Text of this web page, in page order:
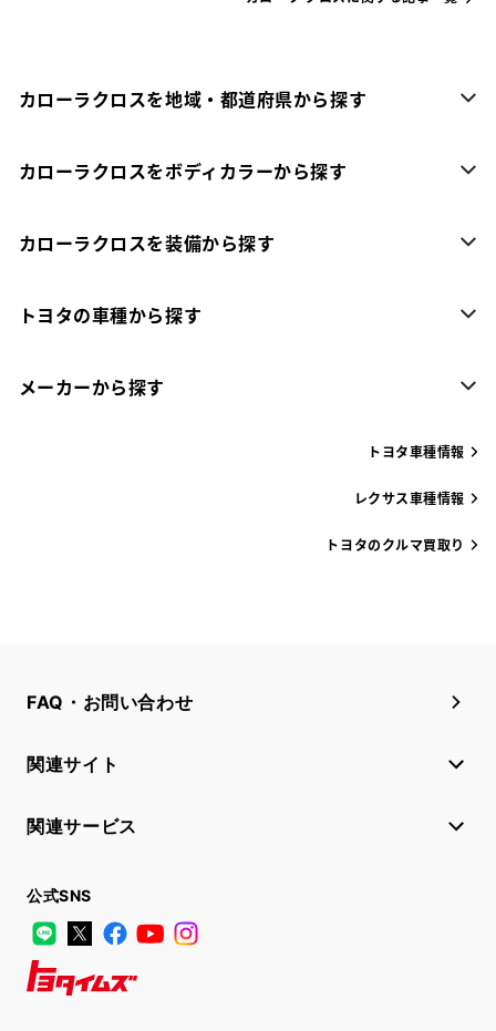
カローラクロスを地域・都道府県から探す
カローラクロスをボディカラーから探す
カローラクロスを装備から探す
トヨタの車種から探す
メーカーから探す
トヨタ車種情報
レクサス車種情報
トヨタのクルマ買取り
FAQ・お問い合わせ
関連サイト
関連サービス
公式SNS
LINE
X FacebookYouTube